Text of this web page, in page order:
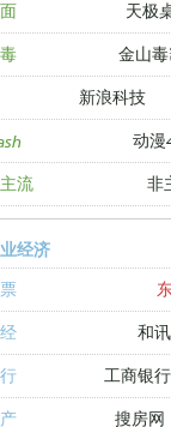
天极
金山
新浪科技
动漫
流 非
经济
和
工商银行
搜房网